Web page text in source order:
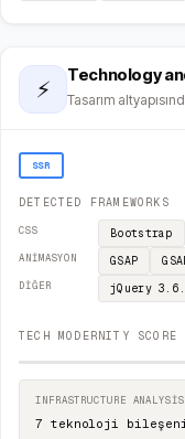
⚡
Technology
Tasarım
SSR
DETECTED FRAMEWORKS
CSS Bootstrap
ANIMASYON GSAP
DIĞER jQuery
TECH MODERNITY SCORE
INFRASTRUCTURE ANALYSIS
7 teknoloji